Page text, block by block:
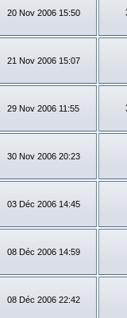
20 Nov 2006 15:50
21 Nov 2006 15:07
29 Nov 2006 11:55
30 Nov 2006 20:23
03 Déc 2006 14:45
08 Déc 2006 14:59
08 Déc 2006 22:42